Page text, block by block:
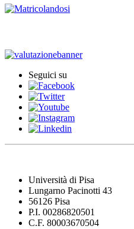
Seguici su
Università di Pisa
Lungarno Pacinotti 43
56126 Pisa
P.I. 00286820501
C.F. 80003670504